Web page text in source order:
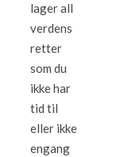
lager all
verdens
retter
som du
ikke har
tid til
eller ikke
engang